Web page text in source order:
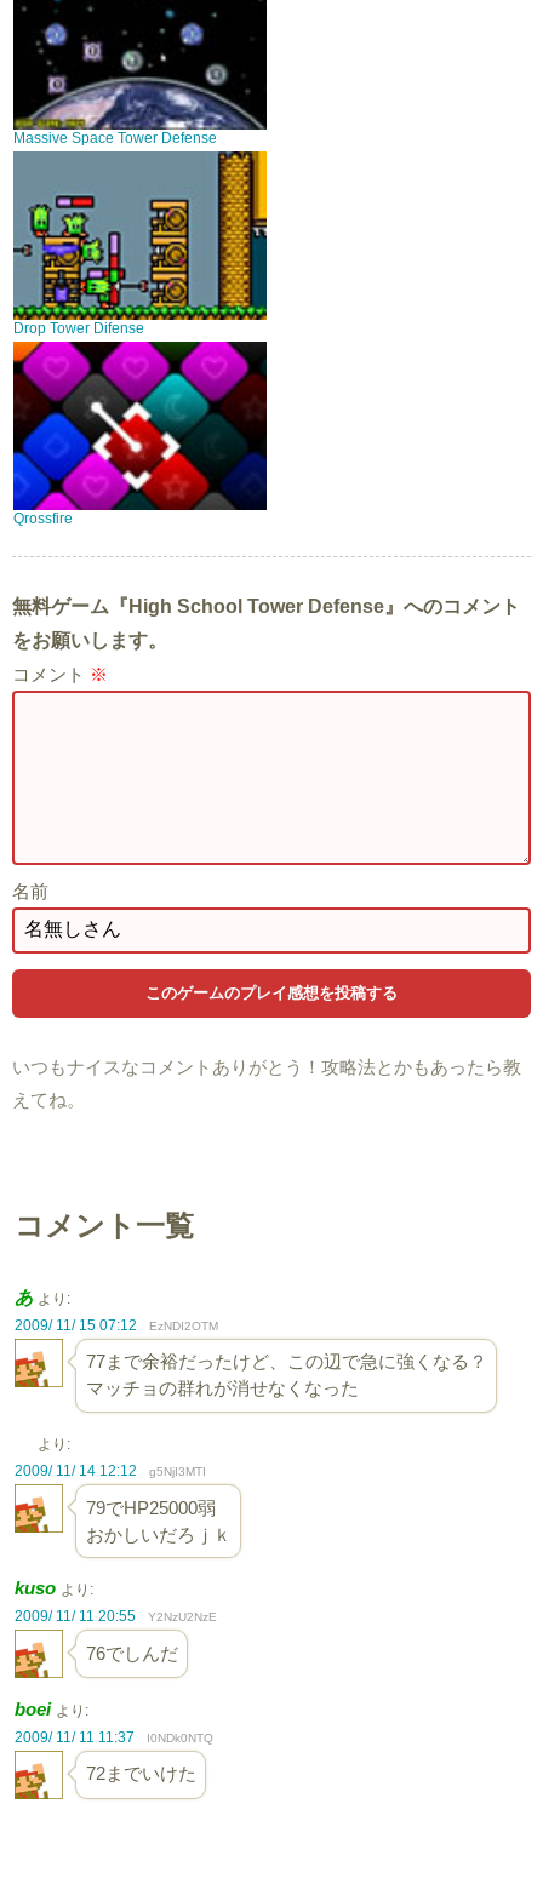
Massive Space Tower Defense
Drop Tower Difense
Qrossfire
無料ゲーム『High School Tower Defense』へのコメント
をお願いします。
コメント ※
名前
いつもナイスなコメントありがとう！攻略法とかもあったら教
えてね。
コメント一覧
あ より:
2009/ 11/ 15 07:12
EzNDI2OTM
77まで余裕だったけど、この辺で急に強くなる？
マッチョの群れが消せなくなった
より:
2009/ 11/ 14 12:12
g5NjI3MTI
79でHP25000弱
おかしいだろｊｋ
kuso より:
2009/ 11/ 11 20:55
Y2NzU2NzE
76でしんだ
boei より:
2009/ 11/ 11 11:37
I0NDk0NTQ
72までいけた